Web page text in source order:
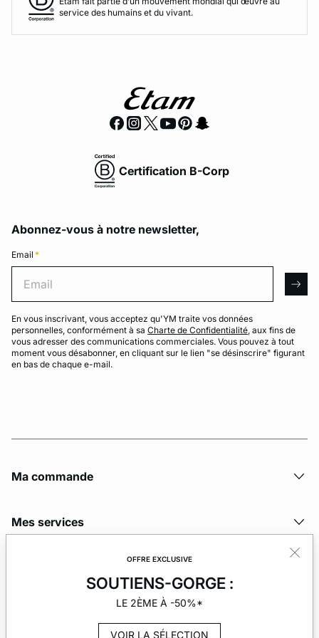
OFFRE EXCLUSIVE
SOUTIENS-GORGE :
LE 2ÈME À -50%*
VOIR LA SÉLECTION
service des humains et du vivant.
Certification B-Corp
Abonnez-vous à notre newsletter,
Email *
En vous inscrivant, vous acceptez qu'YM traite vos données
personnelles, conformément à sa Charte de Confidentialité, aux fins de
vous adresser des communications commerciales. Vous pouvez à tout
moment vous désabonner, en cliquant sur le lien "se désinscrire" figurant
en bas de chaque e-mail.
Ma commande
Mes services